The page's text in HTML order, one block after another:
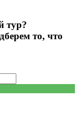
тур?
то, что